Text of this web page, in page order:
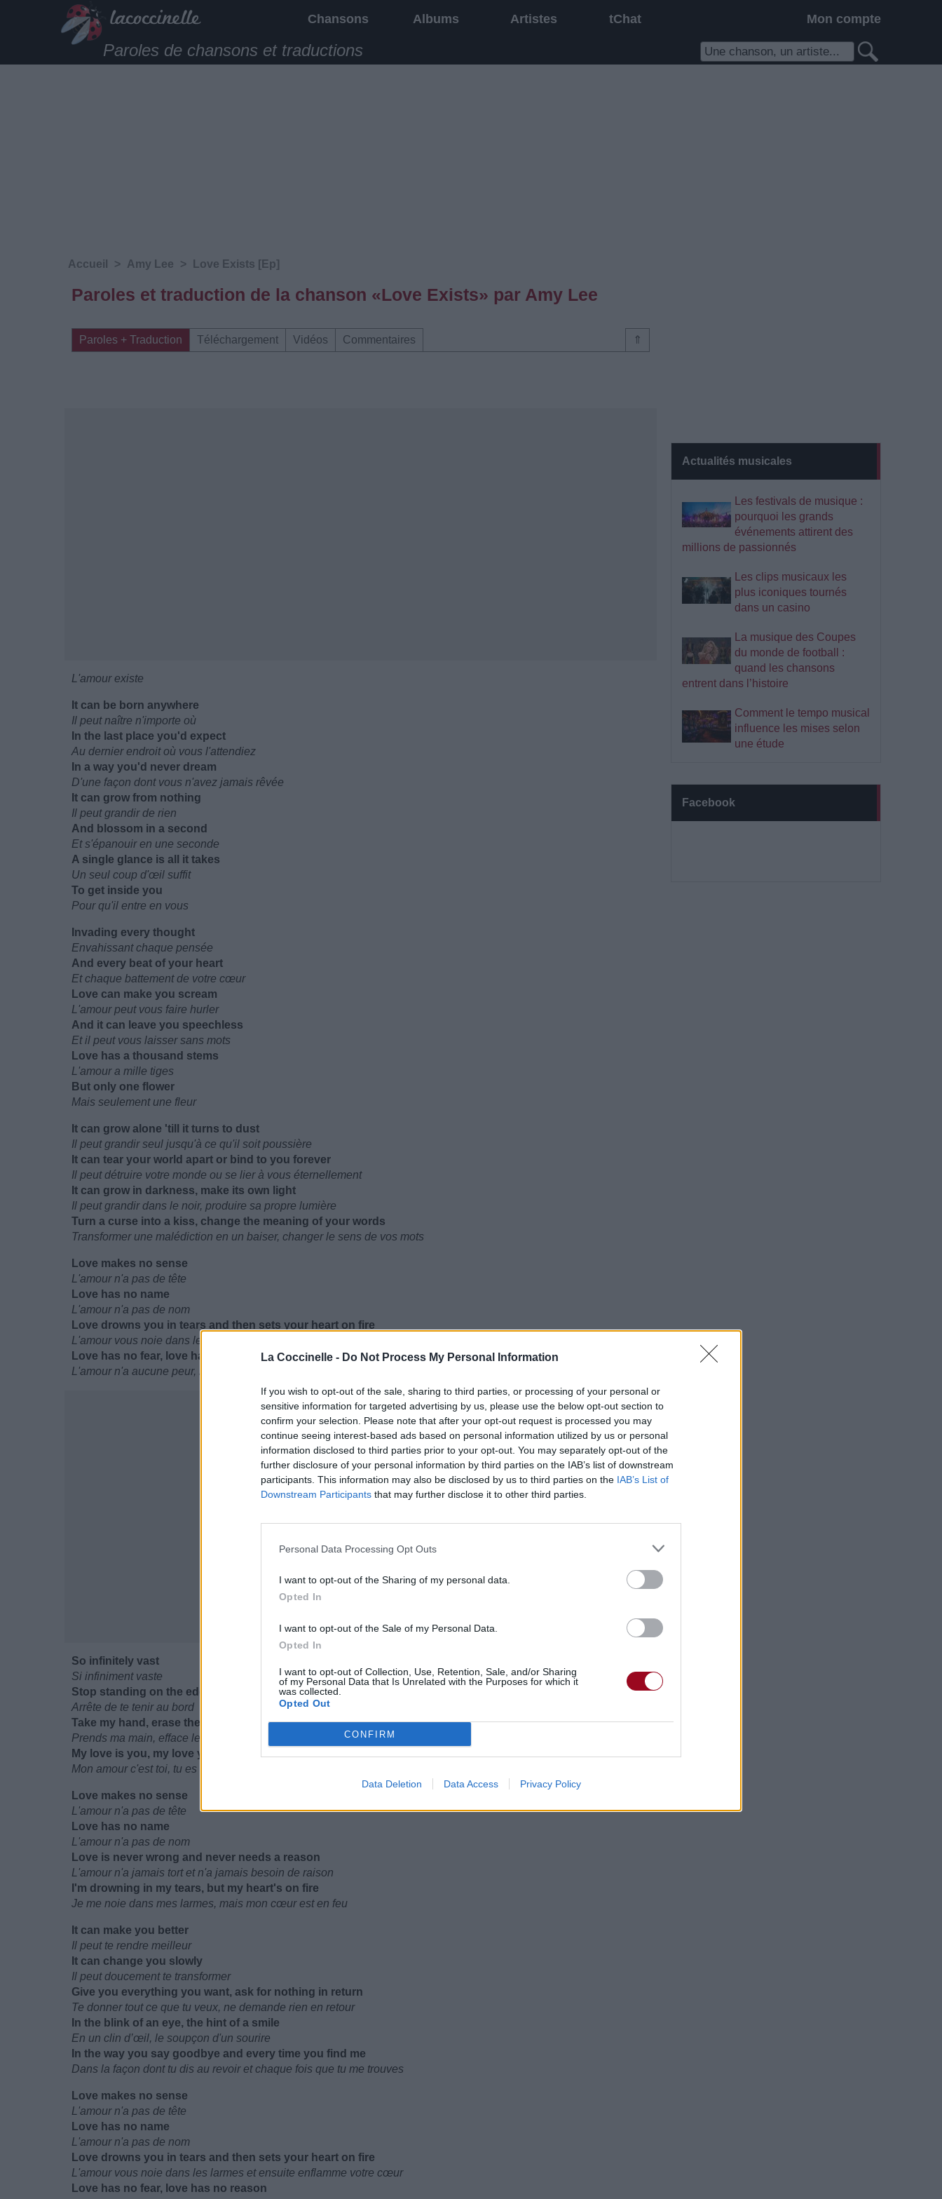
La Coccinelle - Do Not Process My Personal Information
If you wish to opt-out of the sale, sharing to third parties, or processing of your personal or
sensitive information for targeted advertising by us, please use the below opt-out section to
confirm your selection. Please note that after your opt-out request is processed you may
continue seeing interest-based ads based on personal information utilized by us or personal
information disclosed to third parties prior to your opt-out. You may separately opt-out of the
further disclosure of your personal information by third parties on the IAB’s list of downstream
participants. This information may also be disclosed by us to third parties on the IAB’s List of
Downstream Participants that may further disclose it to other third parties.
Personal Data Processing Opt Outs
I want to opt-out of the Sharing of my personal data.
Opted In
I want to opt-out of the Sale of my Personal Data.
Opted In
I want to opt-out of Collection, Use, Retention, Sale, and/or Sharing
of my Personal Data that Is Unrelated with the Purposes for which it
was collected.
Opted Out
CONFIRM
Data Deletion Data Access Privacy Policy
Chansons Albums Artistes tChat Mon compte
Paroles de chansons et traductions
Actualités musicales
Les festivals de musique :
pourquoi les grands
événements attirent des
millions de passionnés
Les clips musicaux les
plus iconiques tournés
dans un casino
La musique des Coupes
du monde de football :
quand les chansons
entrent dans l’histoire
Comment le tempo musical
influence les mises selon
une étude
Facebook
Accueil > Amy Lee > Love Exists [Ep]
Paroles et traduction de la chanson «Love Exists» par Amy Lee
⇑
Paroles + Traduction Téléchargement Vidéos Commentaires
L'amour existe
It can be born anywhere
Il peut naître n'importe où
In the last place you'd expect
Au dernier endroit où vous l'attendiez
In a way you'd never dream
D'une façon dont vous n'avez jamais rêvée
It can grow from nothing
Il peut grandir de rien
And blossom in a second
Et s'épanouir en une seconde
A single glance is all it takes
Un seul coup d'œil suffit
To get inside you
Pour qu'il entre en vous
Invading every thought
Envahissant chaque pensée
And every beat of your heart
Et chaque battement de votre cœur
Love can make you scream
L'amour peut vous faire hurler
And it can leave you speechless
Et il peut vous laisser sans mots
Love has a thousand stems
L'amour a mille tiges
But only one flower
Mais seulement une fleur
It can grow alone 'till it turns to dust
Il peut grandir seul jusqu'à ce qu'il soit poussière
It can tear your world apart or bind to you forever
Il peut détruire votre monde ou se lier à vous éternellement
It can grow in darkness, make its own light
Il peut grandir dans le noir, produire sa propre lumière
Turn a curse into a kiss, change the meaning of your words
Transformer une malédiction en un baiser, changer le sens de vos mots
Love makes no sense
L'amour n'a pas de tête
Love has no name
L'amour n'a pas de nom
Love drowns you in tears and then sets your heart on fire
L'amour vous noie dans les larmes et ensuite enflamme votre cœur
Love has no fear, love has no reason
L'amour n'a aucune peur, l'amour n'a pas de raison
So infinitely vast
Si infiniment vaste
Stop standing on the edge
Arrête de te tenir au bord
Take my hand, erase the past forever
Prends ma main, efface le passé pour toujours
My love is you, my love you are
Mon amour c'est toi, tu es mon amour
Love makes no sense
L'amour n'a pas de tête
Love has no name
L'amour n'a pas de nom
Love is never wrong and never needs a reason
L'amour n'a jamais tort et n'a jamais besoin de raison
I'm drowning in my tears, but my heart's on fire
Je me noie dans mes larmes, mais mon cœur est en feu
It can make you better
Il peut te rendre meilleur
It can change you slowly
Il peut doucement te transformer
Give you everything you want, ask for nothing in return
Te donner tout ce que tu veux, ne demande rien en retour
In the blink of an eye, the hint of a smile
En un clin d’œil, le soupçon d'un sourire
In the way you say goodbye and every time you find me
Dans la façon dont tu dis au revoir et chaque fois que tu me trouves
Love makes no sense
L'amour n'a pas de tête
Love has no name
L'amour n'a pas de nom
Love drowns you in tears and then sets your heart on fire
L'amour vous noie dans les larmes et ensuite enflamme votre cœur
Love has no fear, love has no reason